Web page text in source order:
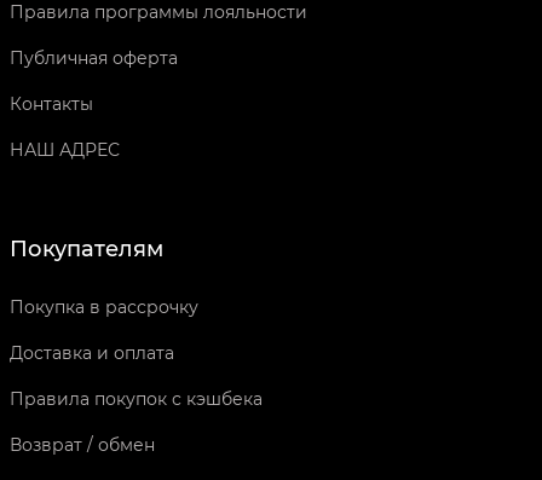
Правила программы лояльности
Публичная оферта
Контакты
НАШ АДРЕС
Покупателям
Покупка в рассрочку
Доставка и оплата
Правила покупок с кэшбека
Возврат / обмен